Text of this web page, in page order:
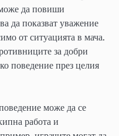
да повиши
да показват уважение
от ситуацията в мача.
за добри
поведение през целия
може да се
работа и